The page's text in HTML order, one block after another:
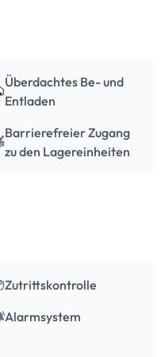
Überdachtes Be- und
Entladen
Barrierefreier Zugang
zu den Lagereinheiten
Zutrittskontrolle
Alarmsystem